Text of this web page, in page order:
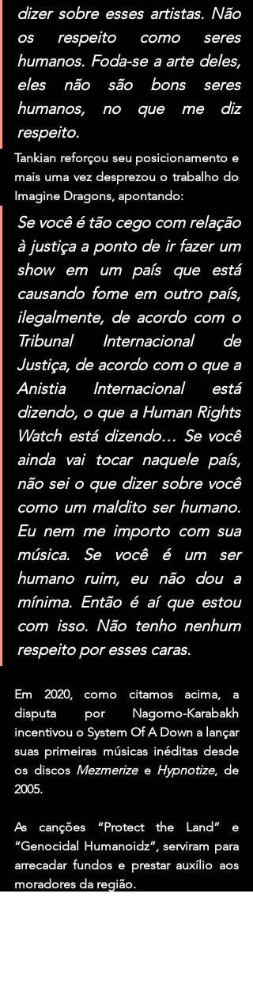
dizer sobre esses artistas. Não
os respeito como seres
humanos. Foda-se a arte deles,
eles não são bons seres
humanos, no que me diz
respeito.
Tankian reforçou seu posicionamento e
mais uma vez desprezou o trabalho do
Imagine Dragons, apontando:
Se você é tão cego com relação
à justiça a ponto de ir fazer um
show em um país que está
causando fome em outro país,
ilegalmente, de acordo com o
Tribunal Internacional de
Justiça, de acordo com o que a
Anistia Internacional está
dizendo, o que a Human Rights
Watch está dizendo… Se você
ainda vai tocar naquele país,
não sei o que dizer sobre você
como um maldito ser humano.
Eu nem me importo com sua
música. Se você é um ser
humano ruim, eu não dou a
mínima. Então é aí que estou
com isso. Não tenho nenhum
respeito por esses caras.
Em 2020, como citamos acima, a
disputa por Nagorno-Karabakh
incentivou o System Of A Down a lançar
suas primeiras músicas inéditas desde
os discos Mezmerize e Hypnotize, de
2005.
As canções “Protect the Land” e
“Genocidal Humanoidz”, serviram para
arrecadar fundos e prestar auxílio aos
moradores da região.